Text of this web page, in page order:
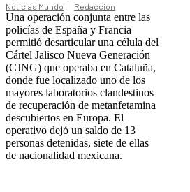
Noticias Mundo Redacción
Una operación conjunta entre las
policías de España y Francia
permitió desarticular una célula del
Cártel Jalisco Nueva Generación
(CJNG) que operaba en Cataluña,
donde fue localizado uno de los
mayores laboratorios clandestinos
de recuperación de metanfetamina
descubiertos en Europa. El
operativo dejó un saldo de 13
personas detenidas, siete de ellas
de nacionalidad mexicana.